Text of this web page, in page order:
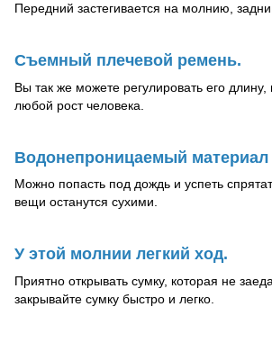
Передний застегивается на молнию,
Съемный плечевой ремень.
Вы так же можете регулировать его длину,
любой рост человека.
Водонепроницаемый материал
Можно попасть под дождь и успеть
вещи останутся сухими.
У этой молнии легкий ход.
Приятно открывать сумку, которая не
закрывайте сумку быстро и легко.